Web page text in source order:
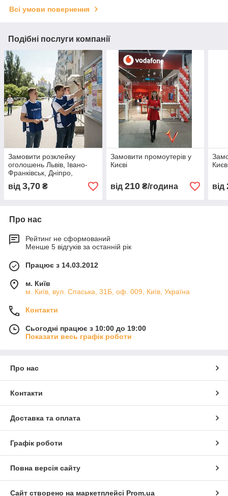
Всі умови повернення
Подібні послуги компанії
Замовити розклейку
оголошень Львів, Івано-
Франківськ, Дніпро,
Одеса, Харьків, Київ
від 3,70 ₴
Замовити промоутерів у
Києві
від 210₴/година від
Про нас
Рейтинг не сформований
Менше 5 відгуків за останній рік
Працює з 14.03.2012
м. Київ
м. Київ, вул. Спаська, 31Б, оф. 009, Київ, Україна
Контакти
Сьогодні працює з 10:00 до 19:00
Показати весь графік роботи
Про нас
Контакти
Доставка та оплата
Графік роботи
Повна версія сайту
Сайт створено на маркетплейсі Prom.ua